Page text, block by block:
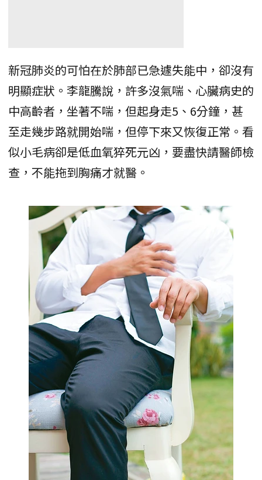
新冠肺炎的可怕在於肺部已急遽失能中，卻沒有
明顯症狀。李龍騰說，許多沒氣喘、心臟病史的
中高齡者，坐著不喘，但起身走5、6分鐘，甚
至走幾步路就開始喘，但停下來又恢復正常。看
似小毛病卻是低血氧猝死元凶，要盡快請醫師檢
查，不能拖到胸痛才就醫。